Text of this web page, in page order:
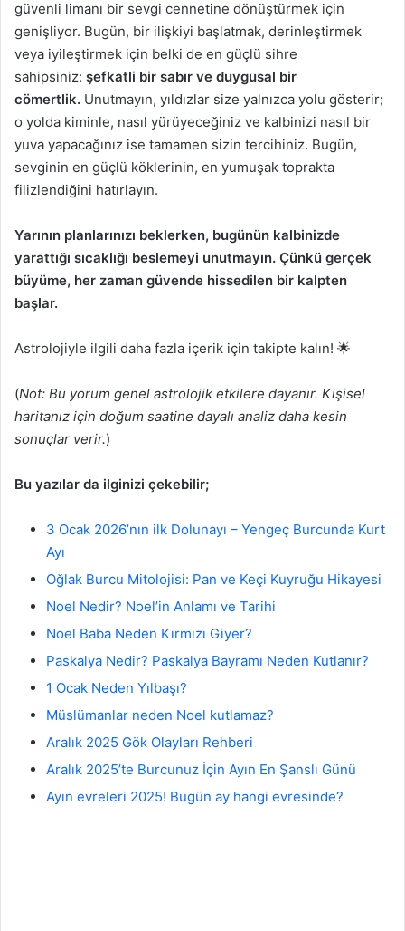
güvenli limanı bir sevgi cennetine dönüştürmek için
genişliyor. Bugün, bir ilişkiyi başlatmak, derinleştirmek
veya iyileştirmek için belki de en güçlü sihre
sahipsiniz: şefkatli bir sabır ve duygusal bir
cömertlik. Unutmayın, yıldızlar size yalnızca yolu gösterir;
o yolda kiminle, nasıl yürüyeceğiniz ve kalbinizi nasıl bir
yuva yapacağınız ise tamamen sizin tercihiniz. Bugün,
sevginin en güçlü köklerinin, en yumuşak toprakta
filizlendiğini hatırlayın.
Yarının planlarınızı beklerken, bugünün kalbinizde
yarattığı sıcaklığı beslemeyi unutmayın. Çünkü gerçek
büyüme, her zaman güvende hissedilen bir kalpten
başlar.
Astrolojiyle ilgili daha fazla içerik için takipte kalın! 🌟
(Not: Bu yorum genel astrolojik etkilere dayanır. Kişisel
haritanız için doğum saatine dayalı analiz daha kesin
sonuçlar verir.)
Bu yazılar da ilginizi çekebilir;
3 Ocak 2026’nın ilk Dolunayı – Yengeç Burcunda Kurt
Ayı
Oğlak Burcu Mitolojisi: Pan ve Keçi Kuyruğu Hikayesi
Noel Nedir? Noel’in Anlamı ve Tarihi
Noel Baba Neden Kırmızı Giyer?
Paskalya Nedir? Paskalya Bayramı Neden Kutlanır?
1 Ocak Neden Yılbaşı?
Müslümanlar neden Noel kutlamaz?
Aralık 2025 Gök Olayları Rehberi
Aralık 2025’te Burcunuz İçin Ayın En Şanslı Günü
Ayın evreleri 2025! Bugün ay hangi evresinde?